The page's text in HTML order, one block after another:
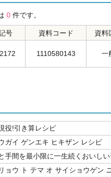
0 件です。
号 資料コード 資料
1110580143 一
役!引き算レシピ
ガイ ゲンエキ ヒキザン レシピ
手間を最小限に一生続くおいし
ョウ ト テマ オ サイショウゲン